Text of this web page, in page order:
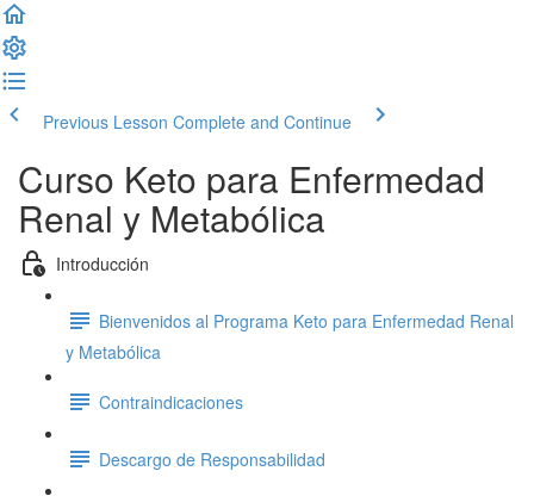
Previous Lesson Complete and Continue
Curso Keto para Enfermedad
Renal y Metabólica
Introducción
Bienvenidos al Programa Keto para Enfermedad Renal
y Metabólica
Contraindicaciones
Descargo de Responsabilidad